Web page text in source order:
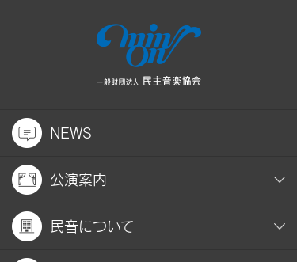
NEWS
公演案内
民音について